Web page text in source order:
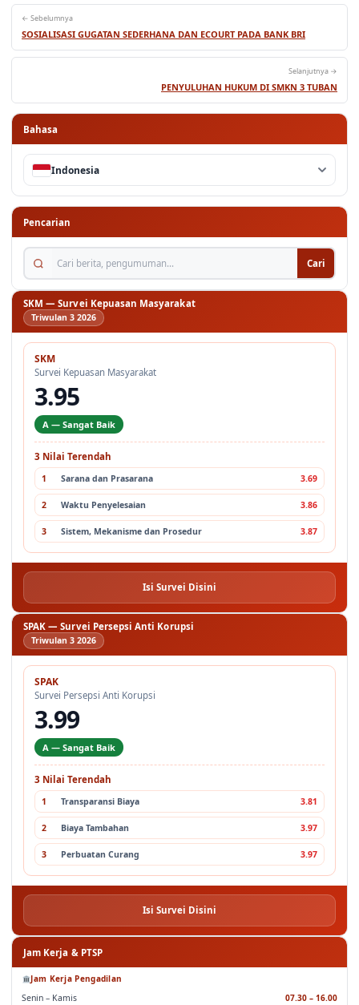
← Sebelumnya
SOSIALISASI GUGATAN SEDERHANA DAN ECOURT PADA BANK BRI
Selanjutnya →
PENYULUHAN HUKUM DI SMKN 3 TUBAN
Bahasa
Indonesia
Pencarian
Cari berita, pengumuman...
Cari
SKM — Survei Kepuasan Masyarakat
Triwulan 3 2026
SKM
Survei Kepuasan Masyarakat
3.95
A — Sangat Baik
3 Nilai Terendah
1 Sarana dan Prasarana 3.69
2 Waktu Penyelesaian 3.86
3 Sistem, Mekanisme dan Prosedur 3.87
Isi Survei Disini
SPAK — Survei Persepsi Anti Korupsi
Triwulan 3 2026
SPAK
Survei Persepsi Anti Korupsi
3.99
A — Sangat Baik
3 Nilai Terendah
1 Transparansi Biaya 3.81
2 Biaya Tambahan 3.97
3 Perbuatan Curang 3.97
Isi Survei Disini
Jam Kerja & PTSP
Jam Kerja Pengadilan
Senin – Kamis
07.30 – 16.00